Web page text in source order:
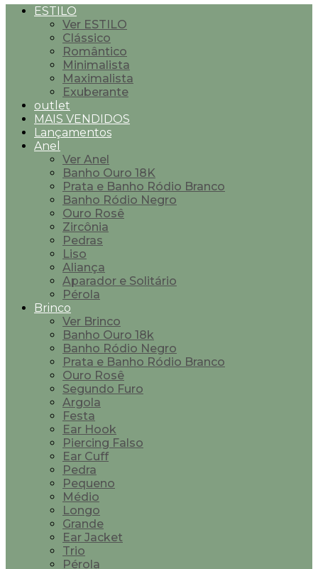
ESTILO
Ver ESTILO
Clássico
Romântico
Minimalista
Maximalista
Exuberante
outlet
MAIS VENDIDOS
Lançamentos
Anel
Ver Anel
Banho Ouro 18K
Prata e Banho Ródio Branco
Banho Ródio Negro
Ouro Rosê
Zircônia
Pedras
Liso
Aliança
Aparador e Solitário
Pérola
Brinco
Ver Brinco
Banho Ouro 18k
Banho Ródio Negro
Prata e Banho Ródio Branco
Ouro Rosê
Segundo Furo
Argola
Festa
Ear Hook
Piercing Falso
Ear Cuff
Pedra
Pequeno
Médio
Longo
Grande
Ear Jacket
Trio
Pérola